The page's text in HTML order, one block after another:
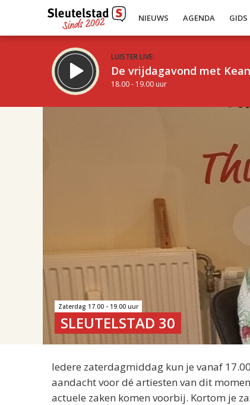
NIEUWS AGENDA GIDS
LUISTER LIVE:
De vrijdagavond met
18.00 - 19.00 uur
Zaterdag 17.00 - 19.00 uur
SLEUTELSTAD 30
Iedere zaterdagmiddag kun je vanaf
aandacht voor dé artiesten van dit
actuele zaken komen voorbij. Kortom je